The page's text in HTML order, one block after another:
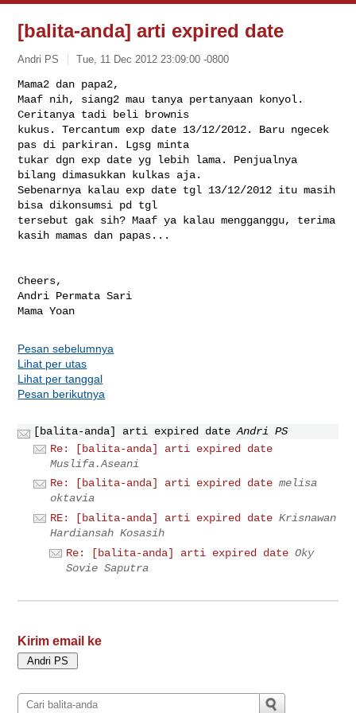
[balita-anda] arti expired date
Andri PS Tue, 11 Dec 2012 23:09:00 -0800
Mama2 dan papa2,
Maaf nih, siang2 mau tanya pertanyaan konyol.
Ceritanya tadi beli brownis
kukus. Tercantum exp date 13/12/2012. Baru ngecek
pas di parkiran. Lgsg minta
tukar dgn exp date yg lebih lama. Penjualnya
bilang dimasukkan kulkas aja.
Sebenarnya kalau exp date tgl 13/12/2012 itu masih
bisa dikonsumsi pd tgl
tersebut gak sih? Maaf ya kalau mengganggu, terima
kasih mamas dan papas...
Cheers,
Andri Permata Sari
Mama Yoan
Pesan sebelumnya
Lihat per utas
Lihat per tanggal
Pesan berikutnya
[balita-anda] arti expired date Andri PS
Re: [balita-anda] arti expired date
Muslifa.Aseani
Re: [balita-anda] arti expired date melisa
oktavia
RE: [balita-anda] arti expired date Krisnawan
Hardiansah Kosasih
Re: [balita-anda] arti expired date Oky
Sovie Saputra
Kirim email ke